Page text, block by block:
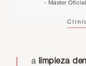
- Máster
La limpieza